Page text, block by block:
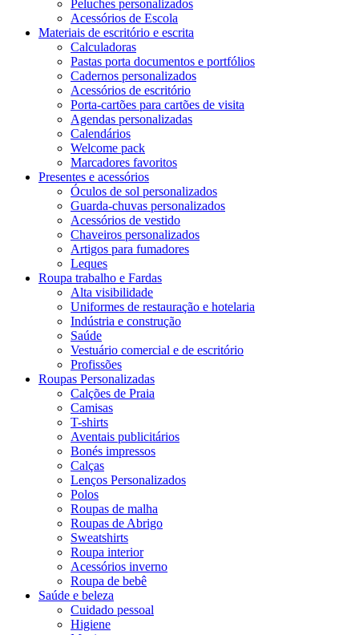
Peluches personalizados
Acessórios de Escola
Materiais de escritório e escrita
Calculadoras
Pastas porta documentos e portfólios
Cadernos personalizados
Acessórios de escritório
Porta-cartões para cartões de visita
Agendas personalizadas
Calendários
Welcome pack
Marcadores favoritos
Presentes e acessórios
Óculos de sol personalizados
Guarda-chuvas personalizados
Acessórios de vestido
Chaveiros personalizados
Artigos para fumadores
Leques
Roupa trabalho e Fardas
Alta visibilidade
Uniformes de restauração e hotelaria
Indústria e construção
Saúde
Vestuário comercial e de escritório
Profissões
Roupas Personalizadas
Calções de Praia
Camisas
T-shirts
Aventais publicitários
Bonés impressos
Calças
Lenços Personalizados
Polos
Roupas de malha
Roupas de Abrigo
Sweatshirts
Roupa interior
Acessórios inverno
Roupa de bebê
Saúde e beleza
Cuidado pessoal
Higiene